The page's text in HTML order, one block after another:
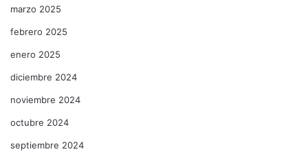
marzo 2025
febrero 2025
enero 2025
diciembre 2024
noviembre 2024
octubre 2024
septiembre 2024